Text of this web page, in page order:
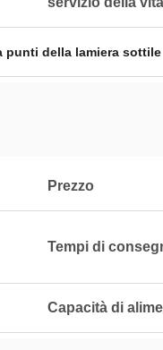
punti della lamiera sottile
Prezzo
Tempi di
Capacità di